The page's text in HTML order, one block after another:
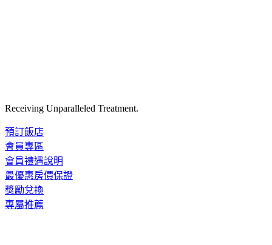
Receiving Unparalleled Treatment.
預訂飯店
會員專區
會員禮遇說明
最優惠房價保證
獎勵兌換
專屬推薦